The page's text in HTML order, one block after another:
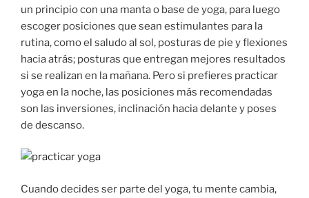
un principio con una manta o base de yoga, para luego
escoger posiciones que sean estimulantes para la
rutina, como el saludo al sol, posturas de pie y flexiones
hacia atrás; posturas que entregan mejores resultados
si se realizan en la mañana. Pero si prefieres practicar
yoga en la noche, las posiciones más recomendadas
son las inversiones, inclinación hacia delante y poses
de descanso.
Cuando decides ser parte del yoga, tu mente cambia,